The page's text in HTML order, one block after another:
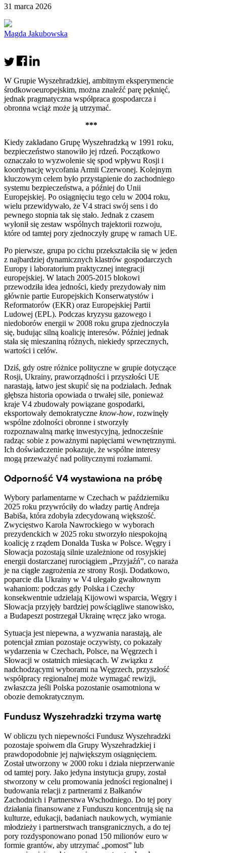
31 marca 2026
Magda Jakubowska
W Grupie Wyszehradzkiej, ambitnym eksperymencie
środkowoeuropejskim, można znaleźć parę pęknięć,
jednak pragmatyczna współpraca gospodarcza i
obronna wciąż może ją utrzymać.
***
Kiedy zakładano Grupę Wyszehradzką w 1991 roku,
bezpieczeństwo stanowiło jej rdzeń. Początkowo
oznaczało to wyzwolenie się spod wpływu Rosji i
koordynację wycofania Armii Czerwonej. Kolejnym
kluczowym celem było przystąpienie do zachodniego
systemu bezpieczeństwa, a później do Unii
Europejskiej. Po osiągnięciu tego celu w 2004 roku,
wielu przewidywało, że V4 straci swój sens i do
pewnego stopnia tak się stało. Jednak z czasem
wyłonił się zestaw wspólnych trajektorii rozwoju,
które od tamtej pory zjednoczyły grupę w ramach UE.
Po pierwsze, grupa po cichu przekształciła się w jeden
z najbardziej dynamicznych klastrów gospodarczych
Europy i laboratorium praktycznej integracji
europejskiej. W latach 2005-2015 blokowi
przewodziła idea jedności, kiedy prezydowały nim
głównie partie Europejskich Konserwatystów i
Reformatorów (EKR) oraz Europejskiej Partii
Ludowej (EPL). Podczas kryzysu gazowego i
niedoborów energii w 2008 roku grupa zjednoczyła
się, budując silną koalicję interesów. Później jednak
stała się mieszaniną różnych, niekiedy sprzecznych,
wartości i celów.
Dziś, gdy ostre różnice polityczne w grupie dotyczące
Rosji, Ukrainy, praworządności i przyszłości UE
narastają, łatwo jest skupić się na podziałach. Jednak
głębsza historia opowiada o trwałej sile, ponieważ
kraje V4 zbudowały powiązane gospodarki,
eksportowały demokratyczne know-how, rozwinęły
wspólne zdolności obronne i stworzyły
rozpoznawalną markę inwestycyjną, jednocześnie
radząc sobie z poważnymi napięciami wewnętrznymi.
Ich doświadczenie pokazuje, że wspólne interesy
mogą przeważyć nad politycznymi rozłamami.
Odporność V4 wystawiona na próbę
Wybory parlamentarne w Czechach w październiku
2025 roku przywróciły do ​​władzy partię Andreja
Babiša, która zdobyła zdecydowaną większość.
Zwycięstwo Karola Nawrockiego w wyborach
prezydenckich w 2025 roku stworzyło niespokojną
koalicję z rządem Donalda Tuska w Polsce. Węgry i
Słowacja pozostają silnie uzależnione od rosyjskiej
energii dostarczanej rurociągiem „Przyjaźń”, co naraża
je na ciągłe zagrożenia ze strony Rosji. Dodatkowo,
poparcie dla Ukrainy w V4 ulegało gwałtownym
wahaniom: podczas gdy Polska i Czechy
konsekwentnie udzielają Kijowowi wsparcia, Węgry i
Słowacja przyjęły bardziej powściągliwe stanowisko,
a Budapeszt postrzegał Ukrainę wręcz jako wroga.
Sytuacja jest niepewna, a wyzwania narastają, ale
potencjał zmian pozostaje oczywisty, co pokazały
wydarzenia w Czechach, Polsce, na Węgrzech i
Słowacji w ostatnich miesiącach. W związku z
nadchodzącymi wyborami na Węgrzech, przyszłość
współpracy regionalnej może wymagać rewizji,
zwłaszcza jeśli Polska pozostanie osamotniona w
obozie demokratycznym.
Fundusz Wyszehradzki trzyma wartę
W obliczu tych niepewności Fundusz Wyszehradzki
pozostaje spoiwem dla Grupy Wyszehradzkiej i
prawdopodobnie jej największym osiągnięciem.
Został utworzony w 2000 roku i działa nieprzerwanie
od tamtej pory. Jako jedyna instytucja grupy, został
stworzony w celu promowania jedności regionalnej i
budowania relacji z partnerami z Bałkanów
Zachodnich i Partnerstwa Wschodniego. Do tej pory
działania finansowane z Funduszu koncentrują się na
kulturze, edukacji, badaniach naukowych, wymianie
młodzieży i partnerstwach transgranicznych, a do tej
pory rozdysponowano ponad 150 milionów euro w
formie grantów, aby utrzymać „pomost” lub